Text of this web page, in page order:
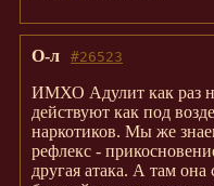
#26523
О-л
ИМХО Адулит как раз
действуют как под
наркотиков. Мы же
рефлекс -
другая атака. А там